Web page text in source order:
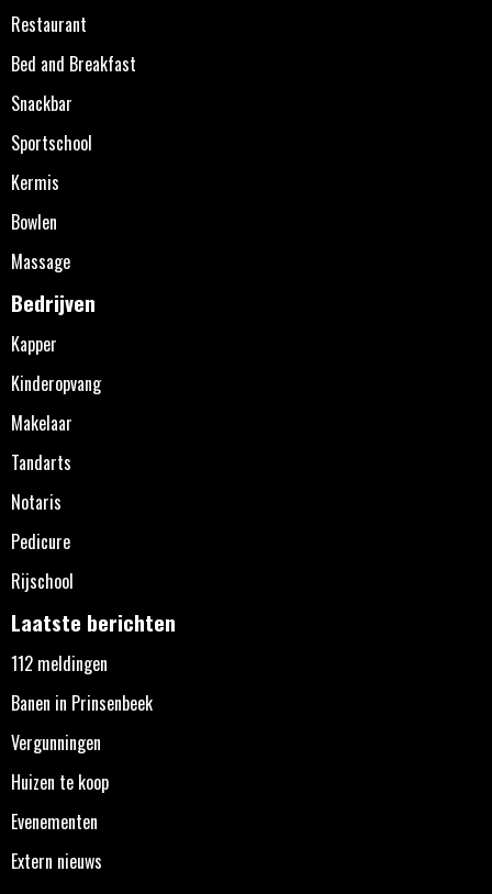
Restaurant
Bed and Breakfast
Snackbar
Sportschool
Kermis
Bowlen
Massage
Bedrijven
Kapper
Kinderopvang
Makelaar
Tandarts
Notaris
Pedicure
Rijschool
Laatste berichten
112 meldingen
Banen in Prinsenbeek
Vergunningen
Huizen te koop
Evenementen
Extern nieuws